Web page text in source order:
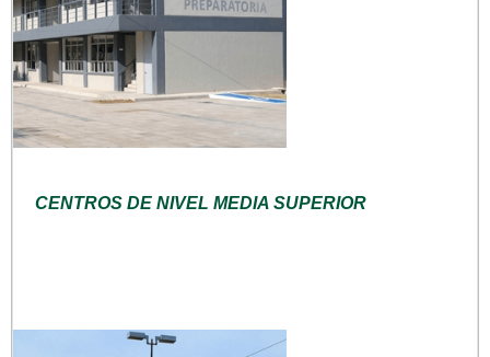
CENTROS DE NIVEL MEDIA SUPERIOR